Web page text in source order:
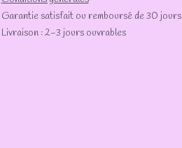
Garantie satisfait ou remboursé de 30 jours
Livraison : 2-3 jours ouvrables